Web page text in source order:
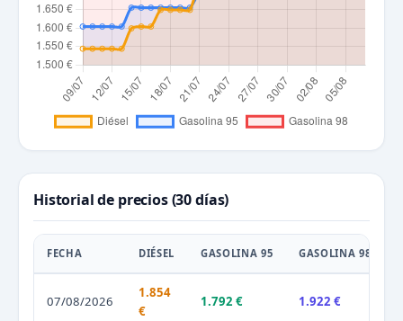
Historial de precios (30 días)
FECHA DIÉSEL GASOLINA 95 GASOLINA 98
07/08/2026
1.854
€
1.792 € 1.922 €